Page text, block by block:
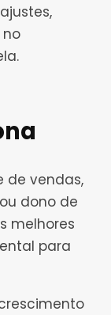
de vendas,
dono de
melhores
para